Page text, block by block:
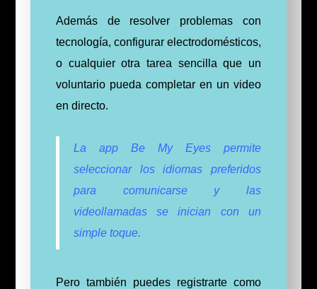
Además de resolver problemas con
tecnología, configurar electrodomésticos,
o cualquier otra tarea sencilla que un
voluntario pueda completar en un video
en directo.
La app Be My Eyes permite
seleccionar los idiomas preferidos
para comunicarse y las
videollamadas se inician con un
simple toque.
Pero también puedes registrarte como